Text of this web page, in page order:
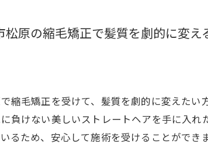
松原の縮毛矯正で髪質を劇的に変え
縮毛矯正を受けて、髪質を劇的に変えた
負けない美しいストレートヘアを手に入
るため、安心して施術を受けることができま